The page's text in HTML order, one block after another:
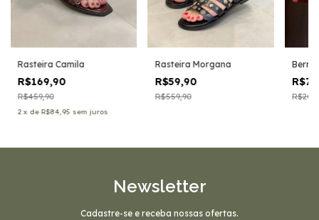
Rasteira Camila
R$169,90
R$459,90
2 x de R$84,95 sem juros
Rasteira Morgana
R$59,90
R$559,90
Newsletter
Cadastre-se e receba nossas ofertas.